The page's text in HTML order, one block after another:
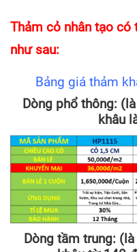
Thảm cỏ nhân tạo có
như sau:
Bảng giá thảm
Dòng phổ thông:
khâu
Dòng tầm trung: